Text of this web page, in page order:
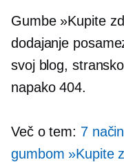
Gumbe »Kupite
dodajanje
svoj blog,
napako 404.
Več o tem: 7
gumbom »Kupite